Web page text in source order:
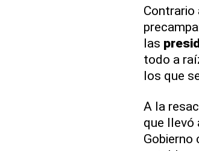
Contrario
las
todo a
los que
A la
que llevó
Gobierno